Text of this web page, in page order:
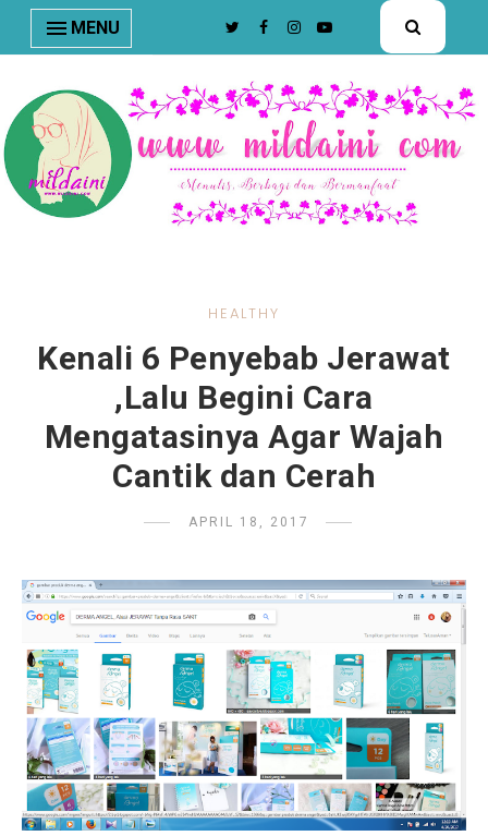
nav#menunav { border-bottom: 1px solid #e8e8e8; }
MENU
HEALTHY
Kenali 6 Penyebab Jerawat
,Lalu Begini Cara
Mengatasinya Agar Wajah
Cantik dan Cerah
APRIL 18, 2017